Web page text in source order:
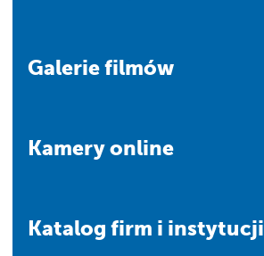
Galerie filmów
Kamery online
Katalog firm i instytucji